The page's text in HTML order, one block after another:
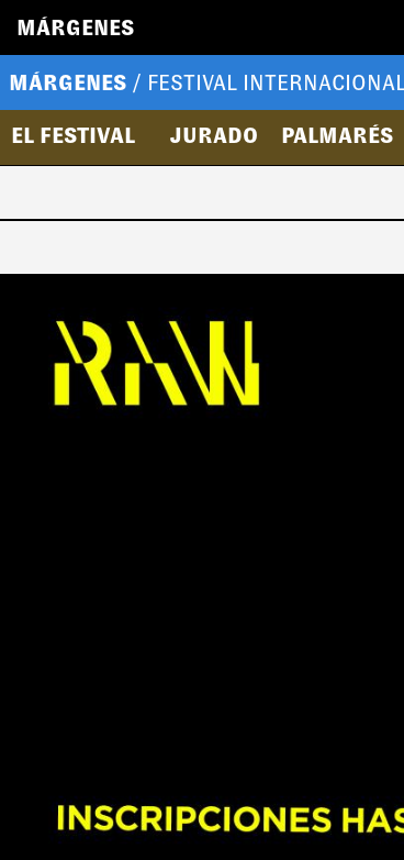
MÁRGENES
MÁRGENES / FESTIVAL
EL FESTIVAL JURADO PALMARÉS